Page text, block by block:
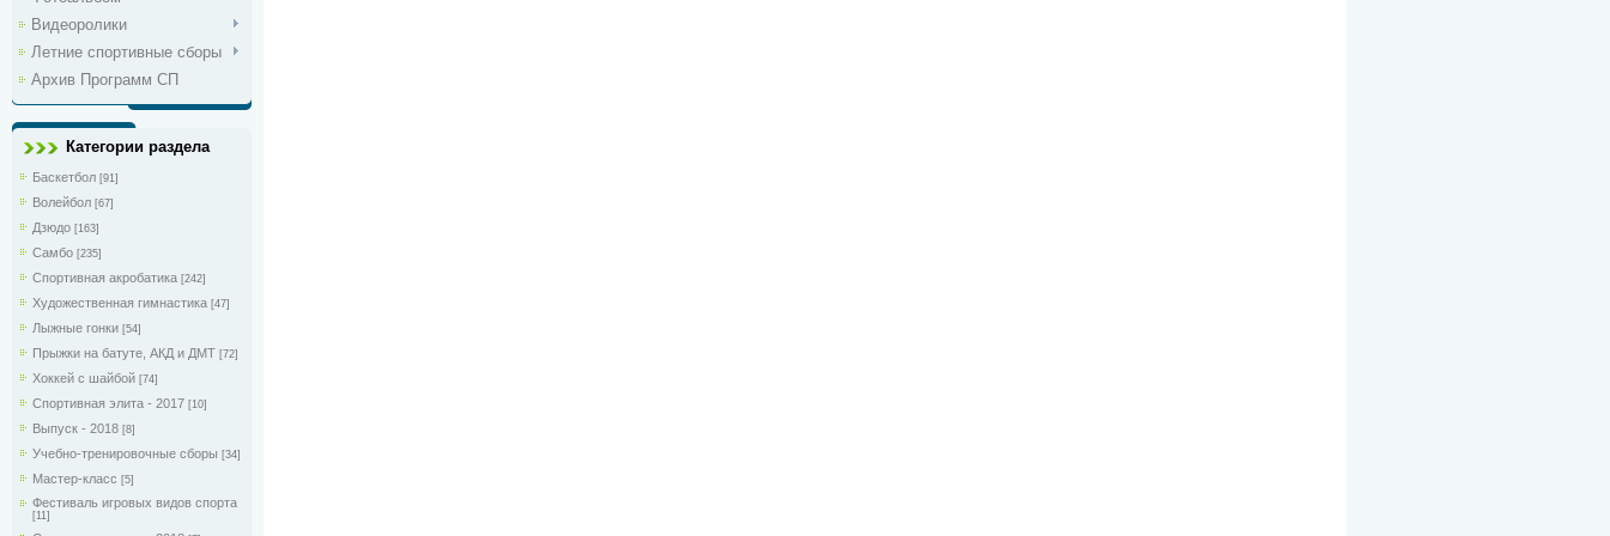
Видеоролики
Летние спортивные сборы
Архив Программ СП
Категории раздела
Баскетбол [91]
Волейбол [67]
Дзюдо [163]
Самбо [235]
Спортивная акробатика [242]
Художественная гимнастика [47]
Лыжные гонки [54]
Прыжки на батуте, АКД и ДМТ [72]
Хоккей с шайбой [74]
Спортивная элита - 2017 [10]
Выпуск - 2018 [8]
Учебно-тренировочные сборы [34]
Мастер-класс [5]
Фестиваль игровых видов спорта
[11]